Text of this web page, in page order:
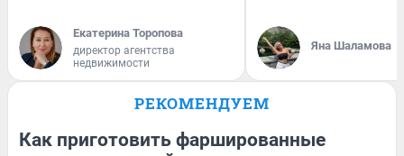
Екатерина Торопова
директор агентства
недвижимости
Яна Шаламова
РЕКОМЕНДУЕМ
Как приготовить фаршированные